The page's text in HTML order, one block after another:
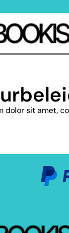
dolor sit amet,